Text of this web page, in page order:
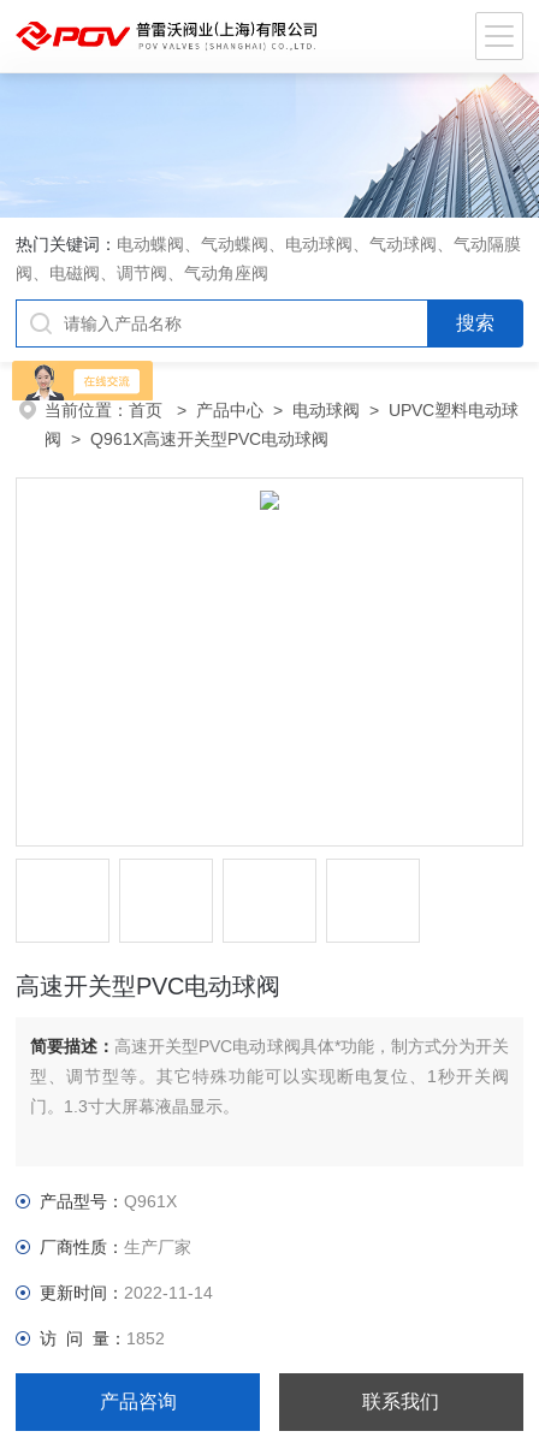
热门关键词： 电动蝶阀、气动蝶阀、电动球阀、气动球阀、气动隔膜
阀、电磁阀、调节阀、气动角座阀
当前位置：首页 > 产品中心 > 电动球阀 > UPVC塑料电动球
阀 > Q961X高速开关型PVC电动球阀
高速开关型PVC电动球阀
简要描述： 高速开关型PVC电动球阀具体*功能，制方式分为开关
型、调节型等。其它特殊功能可以实现断电复位、1秒开关阀
门。1.3寸大屏幕液晶显示。
产品型号：Q961X
厂商性质：生产厂家
更新时间： 2022-11-14
访 问 量： 1852
产品咨询 联系我们